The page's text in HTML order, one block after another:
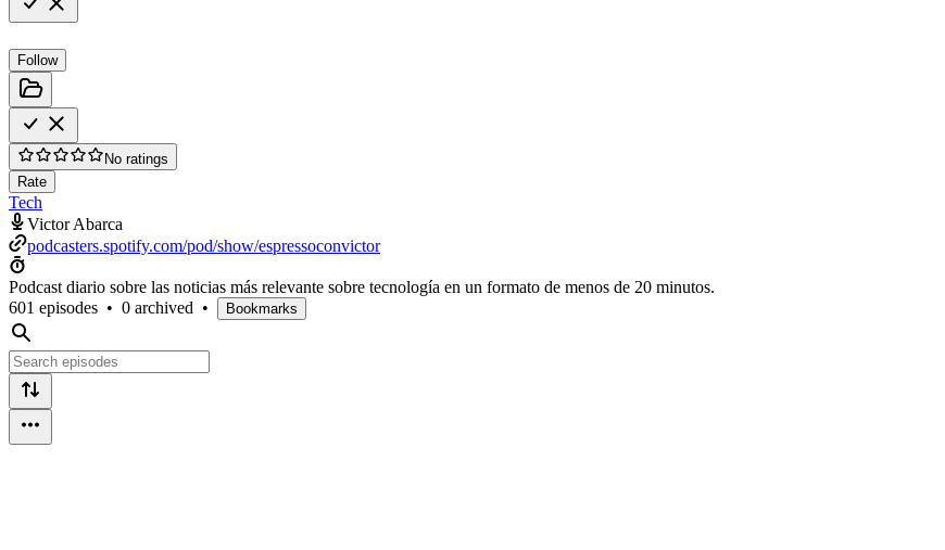
Follow
No ratings
Rate
Tech
Victor Abarca
podcasters.spotify.com/pod/show/espressoconvictor
Podcast diario sobre las noticias más relevante sobre tecnología en un formato de menos de 20 minutos.
601 episodes • 0 archived • Bookmarks